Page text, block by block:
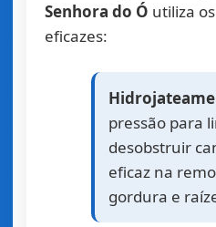
Senhora do Ó utiliza
eficazes:
pressão para
desobstruir
eficaz na
gordura e